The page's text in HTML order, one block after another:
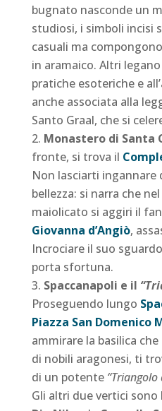
bugnato nasconde un
studiosi, i simboli incisi
casuali ma
in aramaico. Altri
pratiche esoteriche e
anche associata alla
Santo Graal, che si
Monastero di Santa
fronte, si trova il
Non lasciarti ingannare
bellezza: si narra che
maiolicato si aggiri il
Giovanna d’Angiò,
Incrociare il suo
porta sfortuna.
Spaccanapoli e il
Proseguendo lungo
Piazza San Domenico
ammirare la basilica
di nobili aragonesi, ti
di un potente “Triangolo
Gli altri due vertici sono